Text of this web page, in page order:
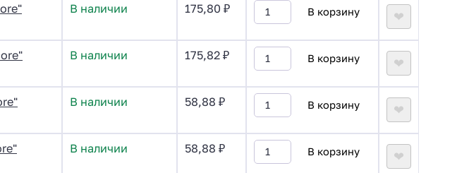
В наличии 175,80 ₽ В корзину ❤
В наличии 175,82 ₽ В корзину ❤
В наличии 58,88 ₽ В корзину ❤
В наличии 58,88 ₽ В корзину ❤